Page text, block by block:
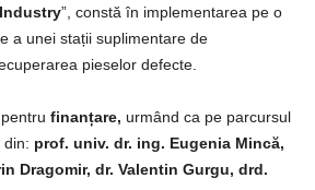
”, constă în implementarea pe o
a unei stații suplimentare de
pieselor defecte.
finanțare, urmând ca pe parcursul
din: prof. univ. dr. ing. Eugenia Mincă,
Dragomir, dr. Valentin Gurgu, drd.